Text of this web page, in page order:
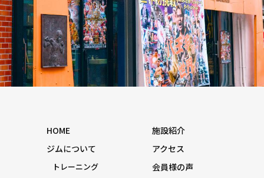
HOME
ジムについて
トレーニング
施設紹介
アクセス
会員様の声